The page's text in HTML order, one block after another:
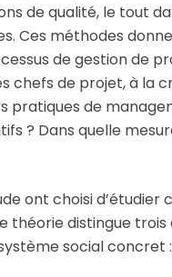
de qualité, le tout
Ces méthodes
de gestion de
chefs de projet, à la
pratiques de
? Dans quelle
ont choisi
théorie distingue trois
social concret :